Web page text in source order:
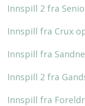
Innspill 2 fra
Innspill fra Crux
Innspill fra
Innspill 2 fra
Innspill fra